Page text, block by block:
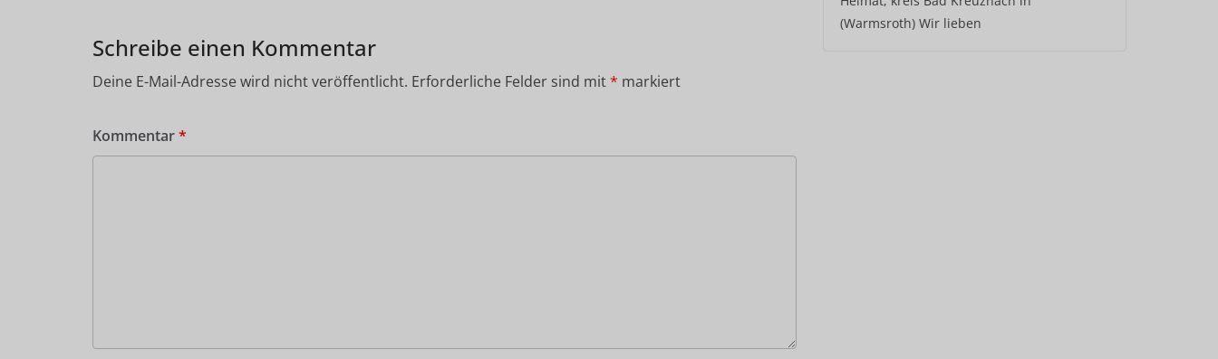
Schreibe einen Kommentar
Deine E-Mail-Adresse wird nicht veröffentlicht. Erforderliche Felder sind mit* markiert
Kommentar*
(Warmsroth) Wir lieben